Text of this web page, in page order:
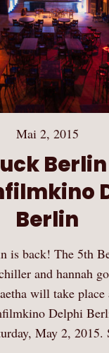
Mai 2, 2015
Berlin
is back! The 5th
and hannah
will take
Delphi
May 2,